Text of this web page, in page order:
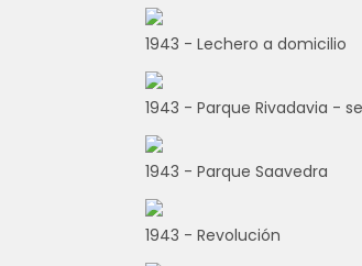
1943 - Lechero a domicilio
1943 - Parque Rivadavia -
1943 - Parque Saavedra
1943 - Revolución